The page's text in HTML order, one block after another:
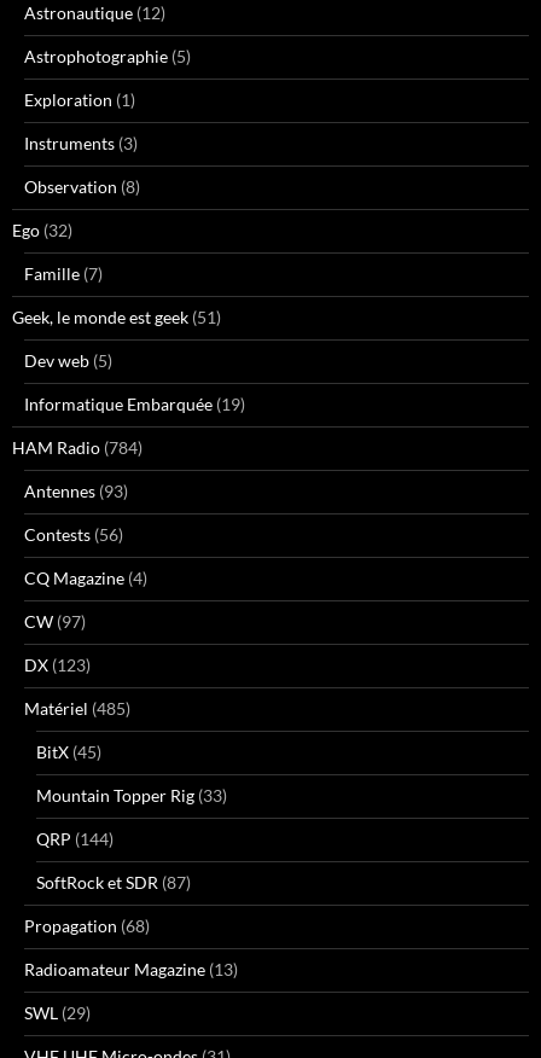
Astronautique (12)
Astrophotographie (5)
Exploration (1)
Instruments (3)
Observation (8)
Ego (32)
Famille (7)
Geek, le monde est geek (51)
Dev web (5)
Informatique Embarquée (19)
HAM Radio (784)
Antennes (93)
Contests (56)
CQ Magazine (4)
CW (97)
DX (123)
Matériel (485)
BitX (45)
Mountain Topper Rig (33)
QRP (144)
SoftRock et SDR (87)
Propagation (68)
Radioamateur Magazine (13)
SWL (29)